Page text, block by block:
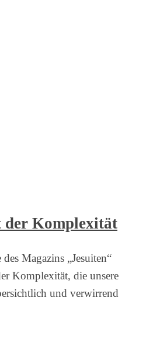
der Komplexität
Magazins „Jesuiten“
Komplexität, die unsere
und verwirrend